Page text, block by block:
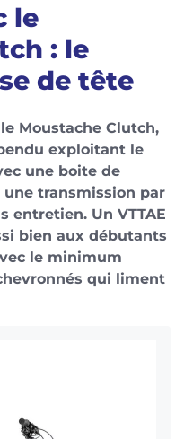
le
: le
de tête
Moustache Clutch,
exploitant le
une boite de
transmission par
entretien. Un VTTAE
bien aux débutants
le minimum
qui liment